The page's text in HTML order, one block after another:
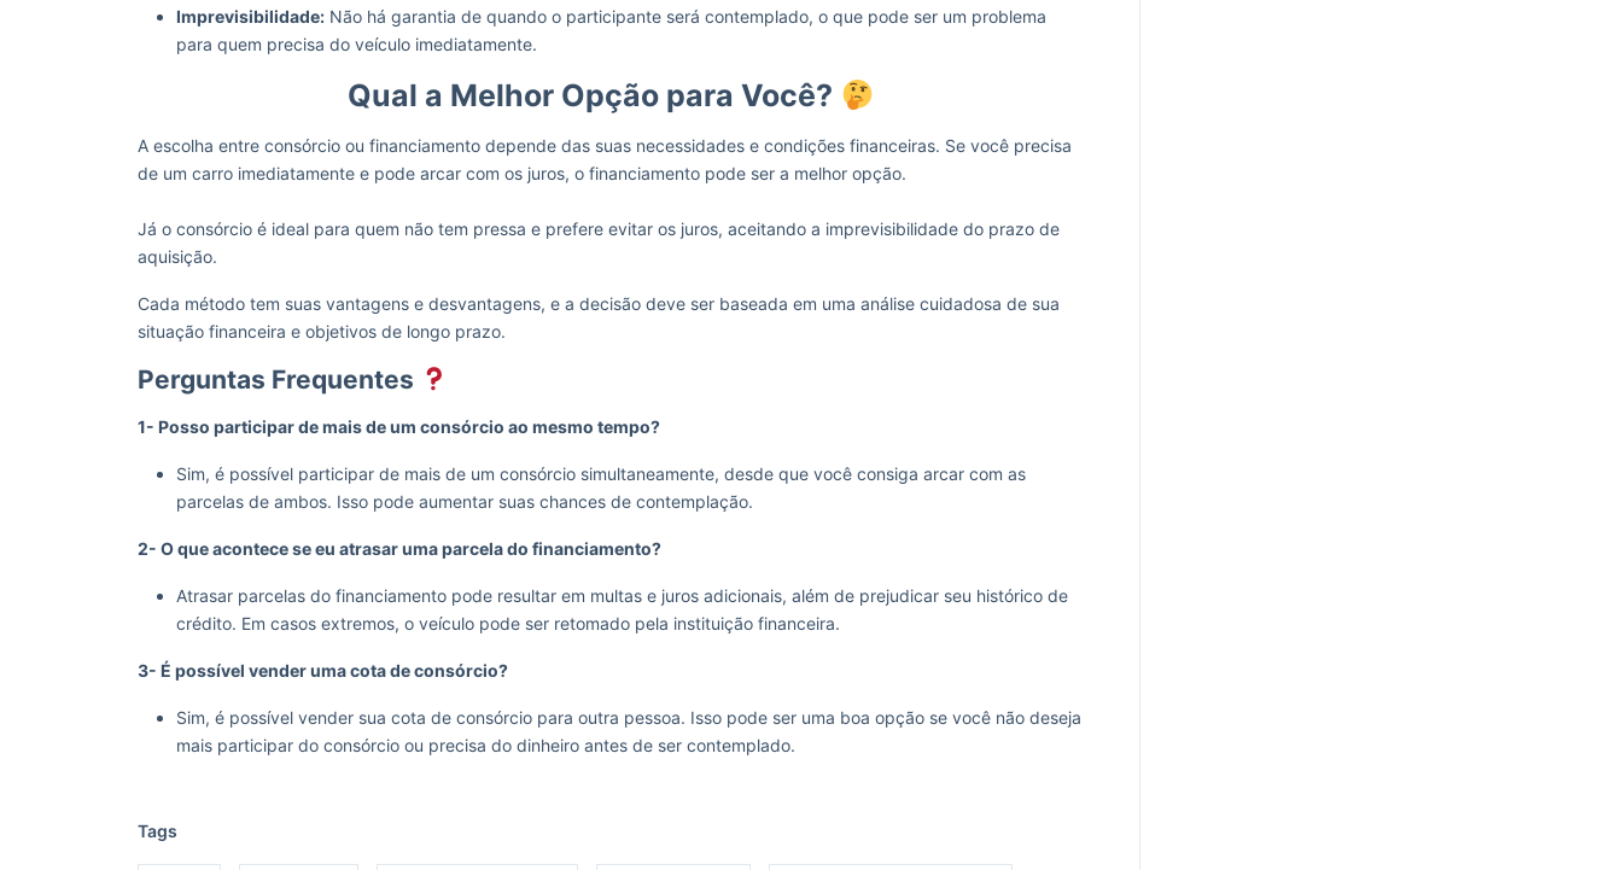
Imprevisibilidade: Não há garantia de quando o participante será contemplado, o que pode ser um problema
para quem precisa do veículo imediatamente.
Qual a Melhor Opção para Você?
A escolha entre consórcio ou financiamento depende das suas necessidades e condições financeiras. Se você precisa
de um carro imediatamente e pode arcar com os juros, o financiamento pode ser a melhor opção.
Já o consórcio é ideal para quem não tem pressa e prefere evitar os juros, aceitando a imprevisibilidade do prazo de
aquisição.
Cada método tem suas vantagens e desvantagens, e a decisão deve ser baseada em uma análise cuidadosa de sua
situação financeira e objetivos de longo prazo.
Perguntas Frequentes
1- Posso participar de mais de um consórcio ao mesmo tempo?
Sim, é possível participar de mais de um consórcio simultaneamente, desde que você consiga arcar com as
parcelas de ambos. Isso pode aumentar suas chances de contemplação.
2- O que acontece se eu atrasar uma parcela do financiamento?
Atrasar parcelas do financiamento pode resultar em multas e juros adicionais, além de prejudicar seu histórico de
crédito. Em casos extremos, o veículo pode ser retomado pela instituição financeira.
3- É possível vender uma cota de consórcio?
Sim, é possível vender sua cota de consórcio para outra pessoa. Isso pode ser uma boa opção se você não deseja
mais participar do consórcio ou precisa do dinheiro antes de ser contemplado.
Tags